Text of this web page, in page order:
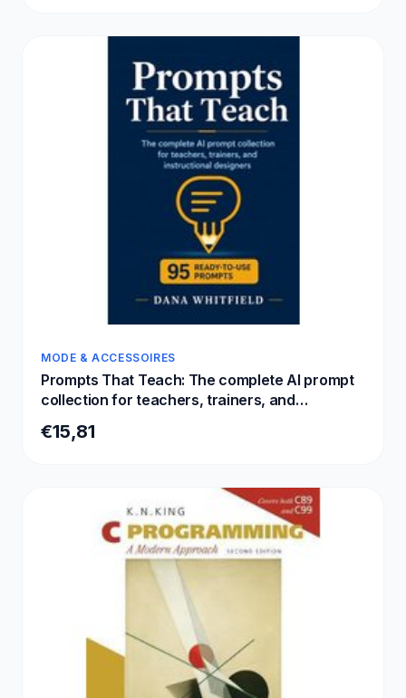
MODE & ACCESSOIRES
Prompts That Teach: The complete AI prompt
collection for teachers, trainers, and
prompts for ChatGPT, Claude
€15,81